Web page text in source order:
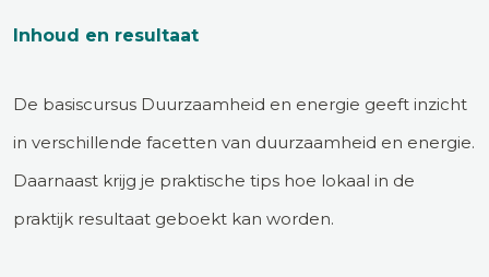
Inhoud en resultaat
De basiscursus Duurzaamheid en energie geeft inzicht
in verschillende facetten van duurzaamheid en energie.
Daarnaast krijg je praktische tips hoe lokaal in de
praktijk resultaat geboekt kan worden.